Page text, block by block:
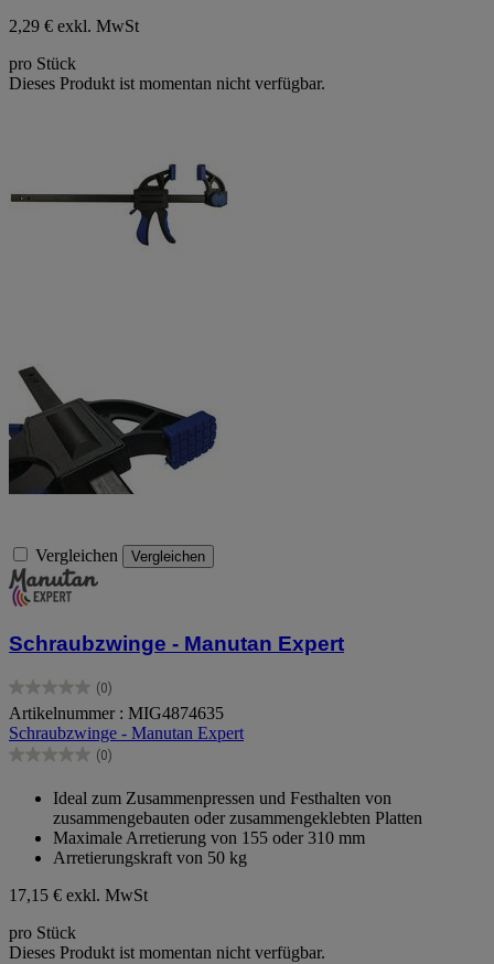
2,29 € exkl. MwSt
pro Stück
Dieses Produkt ist momentan nicht verfügbar.
Vergleichen Vergleichen
Schraubzwinge - Manutan Expert
(0)
0.0
von
5
Sternen.
Artikelnummer : MIG4874635
Schraubzwinge - Manutan Expert
(0)
0.0
Sternen.
Ideal zum Zusammenpressen und Festhalten von
zusammengebauten oder zusammengeklebten Platten
Maximale Arretierung von 155 oder 310 mm
Arretierungskraft von 50 kg
17,15 € exkl. MwSt
pro Stück
Dieses Produkt ist momentan nicht verfügbar.